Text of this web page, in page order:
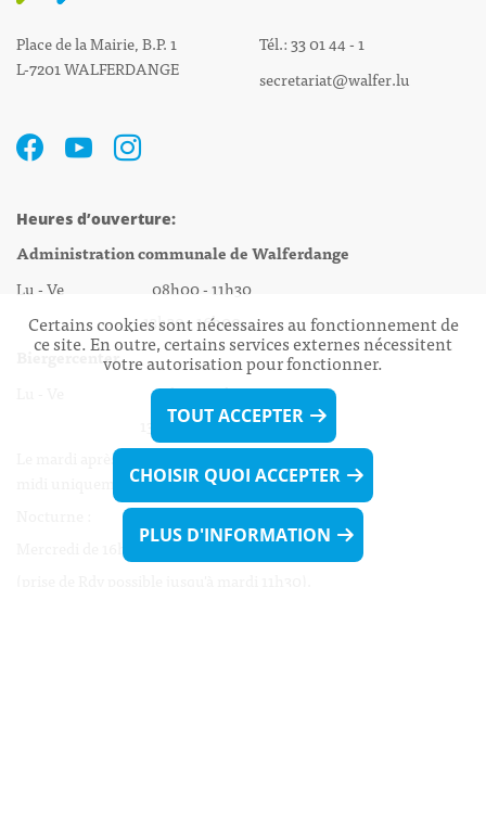
Place de la Mairie, B.P. 1
L-7201 WALFERDANGE
Tél.: 33 01 44 - 1
secretariat@walfer.lu
Heures d’ouverture:
Administration communale de Walferdange
Lu - Ve 08h00 - 11h30
13h30 - 16h00
Biergercenter
Lu - Ve 08h00 - 11h30
13h30 - 16h00
Le mardi après-midi et le vendredi après-
midi uniquement sur Rdv.
Mercredi de 16h00 - 18h45 uniquement sur Rdv
Certains cookies sont nécessaires au fonctionnement de
ce site. En outre, certains services externes nécessitent
votre autorisation pour fonctionner.
TOUT ACCEPTER
CHOISIR QUOI ACCEPTER
PLUS D'INFORMATION